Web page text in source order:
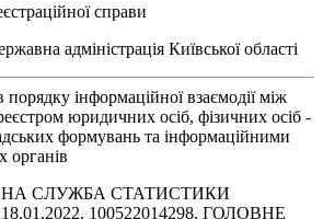
справи
адміністрація Київської області
порядку інформаційної взаємодії між
юридичних осіб, фізичних осіб -
формувань та інформаційними
органів
СЛУЖБА СТАТИСТИКИ
100522014298, ГОЛОВНЕ